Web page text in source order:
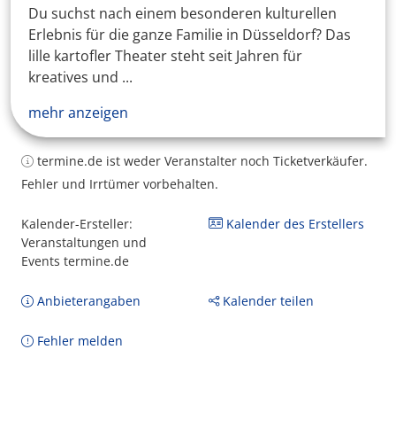
Du suchst nach einem besonderen kulturellen
Erlebnis für die ganze Familie in Düsseldorf? Das
lille kartofler Theater steht seit Jahren für
kreatives und ...
mehr anzeigen
termine.de ist weder Veranstalter noch Ticketverkäufer.
Fehler und Irrtümer vorbehalten.
Kalender-Ersteller:
Veranstaltungen und
Events termine.de
Kalender des Erstellers
Anbieterangaben Kalender teilen
Fehler melden